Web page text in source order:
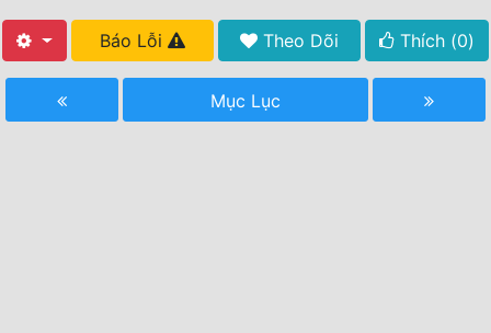
Tất Cả
Hoàn Thành
Báo Lỗi Theo Dõi Thích (0)
Mục Lục